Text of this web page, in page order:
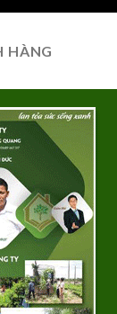
HÀNG